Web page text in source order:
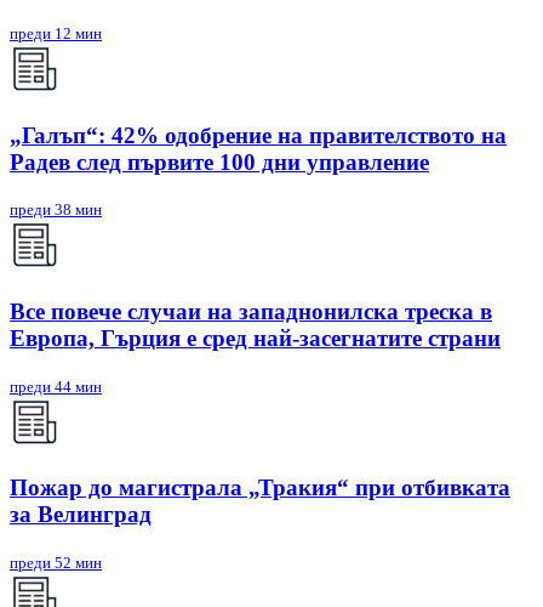
преди 12 мин
„Галъп“: 42% одобрение на правителството на
Радев след първите 100 дни управление
преди 38 мин
Все повече случаи на западнонилска треска в
Европа, Гърция е сред най-засегнатите страни
преди 44 мин
Пожар до магистрала „Тракия“ при отбивката
за Велинград
преди 52 мин